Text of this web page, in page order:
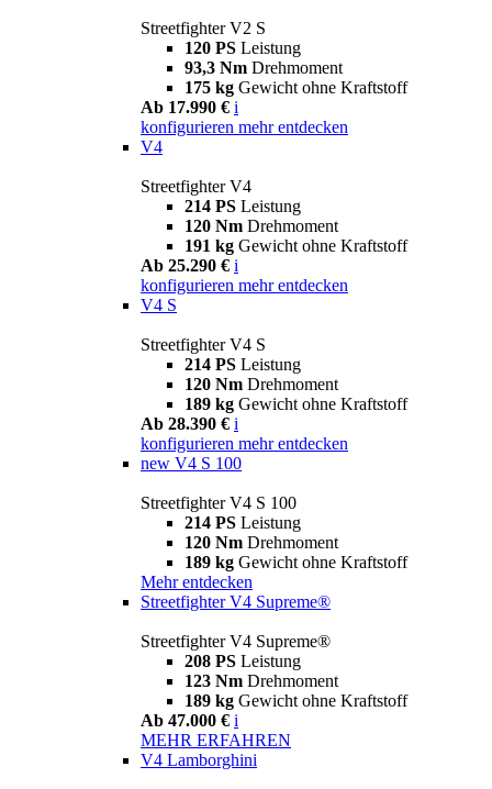
Streetfighter V2 S
120 PS Leistung
93,3 Nm Drehmoment
175 kg Gewicht ohne Kraftstoff
Ab 17.990 € i
konfigurieren mehr entdecken
V4
Streetfighter V4
214 PS Leistung
120 Nm Drehmoment
191 kg Gewicht ohne Kraftstoff
Ab 25.290 € i
konfigurieren mehr entdecken
V4 S
Streetfighter V4 S
214 PS Leistung
120 Nm Drehmoment
189 kg Gewicht ohne Kraftstoff
Ab 28.390 € i
konfigurieren mehr entdecken
new V4 S 100
Streetfighter V4 S 100
214 PS Leistung
120 Nm Drehmoment
189 kg Gewicht ohne Kraftstoff
Mehr entdecken
Streetfighter V4 Supreme®
Streetfighter V4 Supreme®
208 PS Leistung
123 Nm Drehmoment
189 kg Gewicht ohne Kraftstoff
Ab 47.000 € i
MEHR ERFAHREN
V4 Lamborghini